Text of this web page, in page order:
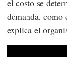
el costo se
demanda, como
explica el